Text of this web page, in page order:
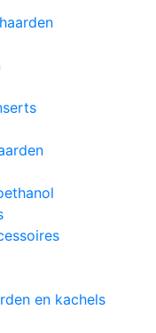
en kachels